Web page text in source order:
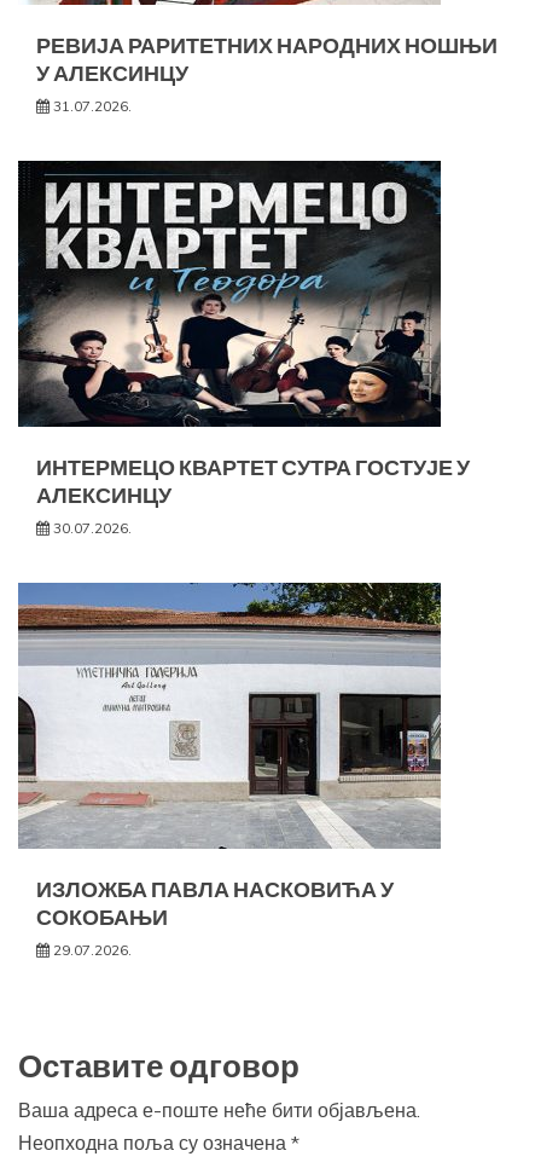
РЕВИЈА РАРИТЕТНИХ НАРОДНИХ НОШЊИ
У АЛЕКСИНЦУ
31.07.2026.
ИНТЕРМЕЦО КВАРТЕТ СУТРА ГОСТУЈЕ У
АЛЕКСИНЦУ
30.07.2026.
ИЗЛОЖБА ПАВЛА НАСКОВИЋА У
СОКОБАЊИ
29.07.2026.
Оставите одговор
Ваша адреса е-поште неће бити објављена.
Неопходна поља су означена *